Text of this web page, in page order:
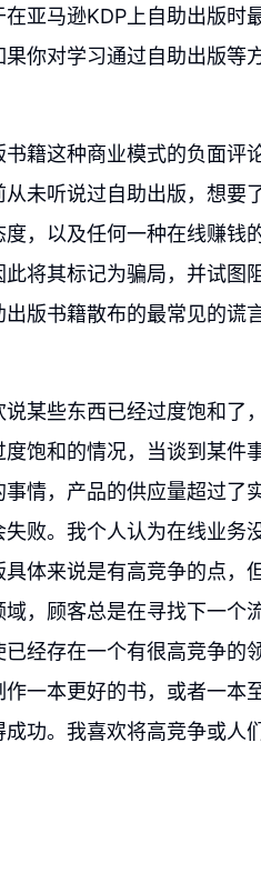
亚马逊KDP上自助出版时
你对学习通过自助出版等
籍这种商业模式的负面评
未听说过自助出版，想要
，以及任何一种在线赚钱
将其标记为骗局，并试图
版书籍散布的最常见的谎
某些东西已经过度饱和了
饱和的情况，当谈到某件
情，产品的供应量超过了
败。我个人认为在线业务
体来说是有高竞争的点，
，顾客总是在寻找下一个
经存在一个有很高竞争的
一本更好的书，或者一本
功。我喜欢将高竞争或人